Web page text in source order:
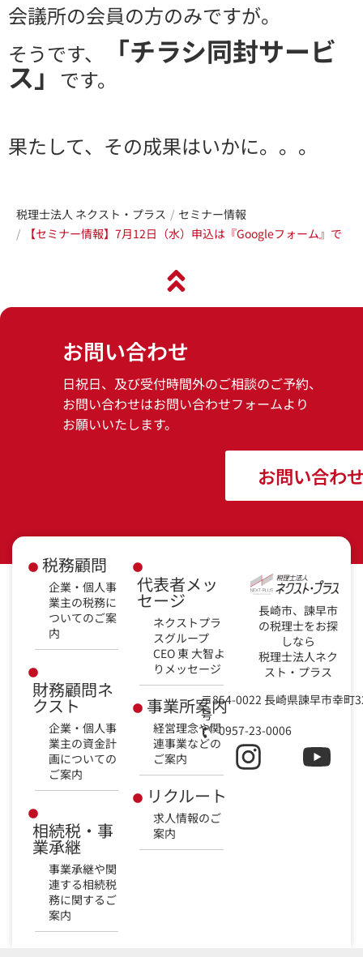
会議所の会員の方のみですが。
そうです、
「チラシ同封サービ
ス」 です。
果たして、その成果はいかに。。。
税理士法人 ネクスト・プラス
セミナー情報
【セミナー情報】7月12日（水）申込は『Googleフォーム』で
お問い合わせ
日祝日、及び受付時間外のご相談のご予約、
お問い合わせはお問い合わせフォームより
お願いいたします。
お問い合わ
税務顧問
企業・個人事
業主の税務に
ついてのご案
内
財務顧問ネ
クスト
企業・個人事
業主の資金計
画についての
ご案内
相続税・事
業承継
事業承継や関
連する相続税
務に関するご
案内
代表者メッ
セージ
ネクストプラ
スグループ
CEO 東 大智よ
りメッセージ
事業所案内
経営理念や関
連事業などの
ご案内
リクルート
求人情報のご
案内
長崎市、諫早市
の税理士をお探
しなら
税理士法人ネク
スト・プラス
〒854-0022 長崎県諫早市幸町
号
0957-23-0006